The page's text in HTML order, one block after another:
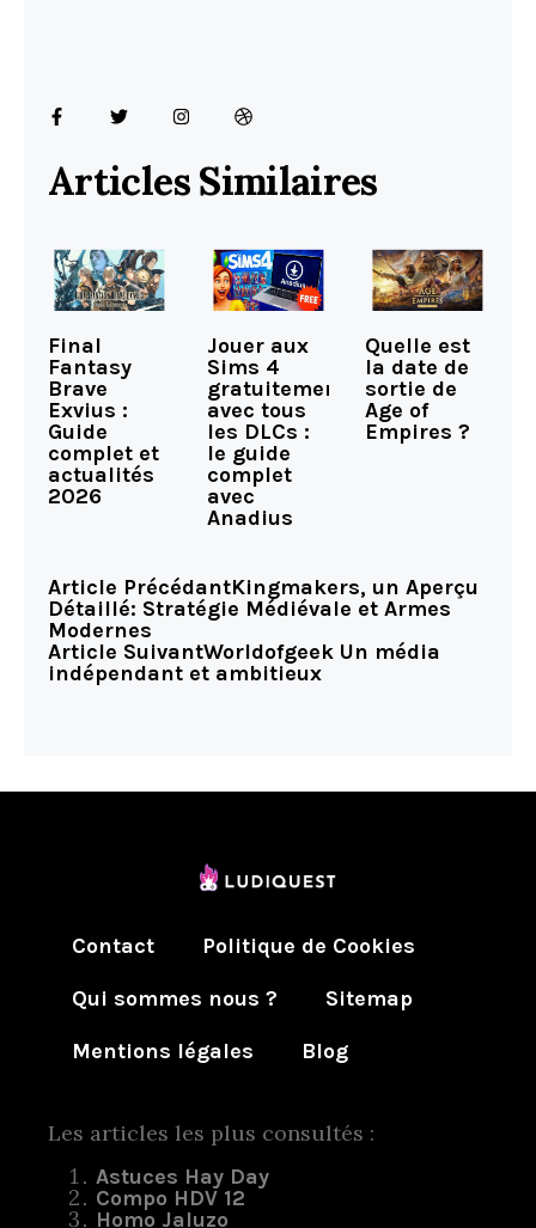
Articles Similaires
Final
Fantasy
Brave
Exvius :
Guide
complet et
actualités
2026
Jouer aux
Sims 4
gratuitement
avec tous
les DLCs :
le guide
complet
avec
Anadius
Quelle est
la date de
sortie de
Age of
Empires ?
Article PrécédantKingmakers, un Aperçu
Détaillé: Stratégie Médiévale et Armes
Modernes
Article SuivantWorldofgeek Un média
indépendant et ambitieux
Contact
Politique de Cookies
Qui sommes nous ?
Sitemap
Mentions légales
Blog
Les articles les plus consultés :
Astuces Hay Day
Compo HDV 12
Homo Jaluzo